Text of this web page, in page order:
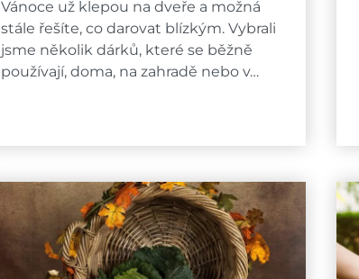
Vánoce už klepou na dveře a možná
stále řešíte, co darovat blízkým. Vybrali
jsme několik dárků, které se běžně
používají, doma, na zahradě nebo v…